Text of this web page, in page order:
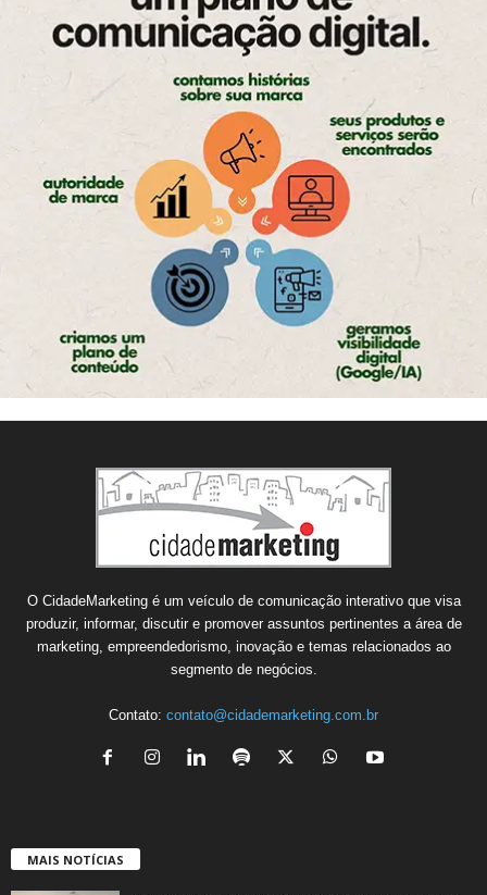
O CidadeMarketing é um veículo de comunicação interativo que visa
produzir, informar, discutir e promover assuntos pertinentes a área de
marketing, empreendedorismo, inovação e temas relacionados ao
segmento de negócios.
Contato: contato@cidademarketing.com.br
MAIS NOTÍCIAS